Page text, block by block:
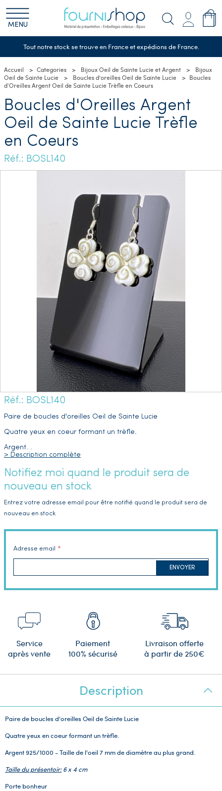
MENU
Tout notre stock se trouve en France et expédions de France.
Accueil Categories Bijoux Oeil de Sainte Lucie et Argent
Bijoux
Oeil de Sainte Lucie
Boucles d’oreilles Oeil de Sainte Lucie
Boucles
d'Oreilles Argent Oeil de Sainte Lucie Trèfle en Coeurs
Boucles d'Oreilles Argent
Oeil de Sainte Lucie Trèfle
en Coeurs
Réf.: BOSL140
Réf.: BOSL140
Paire de boucles d'oreilles Oeil de Sainte Lucie
Quatre yeux en coeur formant un trèfle.
Argent…
> Description complète
Notifiez moi quand le produit sera de
nouveau en stock
Entrez votre adresse email pour être notifié quand le produit sera de
nouveau en stock
Adresse email
ENVOYER
Service
après vente
Paiement
100% sécurisé
Livraison offerte
à partir de 250€
Description
Paire de boucles d'oreilles Oeil de Sainte Lucie
Quatre yeux en coeur formant un trèfle.
Argent 925/1000 - Taille de l'oeil 7 mm de diamètre au plus grand.
Taille du présentoir:6 x 4 cm
Porte bonheur